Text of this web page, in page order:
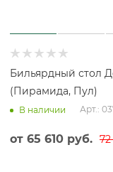
Бильярдный стол
(Пирамида, Пул)
В наличии Арт.:
от 65 610 руб.